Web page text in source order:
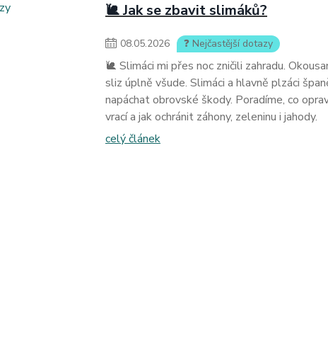
🐌 Jak se zbavit slimáků?
08.05.2026 ❓ Nejčastější dotazy
🐌 Slimáci mi přes noc zničili zahradu.
sliz úplně všude. Slimáci a hlavně plzáci
napáchat obrovské škody. Poradíme, co
vrací a jak ochránit záhony, zeleninu i jahody.
celý článek